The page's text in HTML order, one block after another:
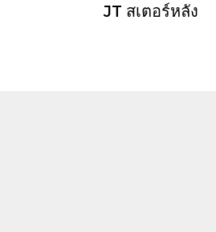
JT สเตอร์หลัง